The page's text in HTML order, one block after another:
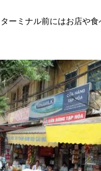
ーミナル前にはお店や食